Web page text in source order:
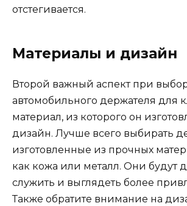
отстегивается.
Материалы и дизайн
Второй важный аспект при
автомобильного держателя для
материал, из которого он
дизайн. Лучше всего выбирать
изготовленные из прочных
как кожа или металл. Они будут
служить и выглядеть более
Также обратите внимание на